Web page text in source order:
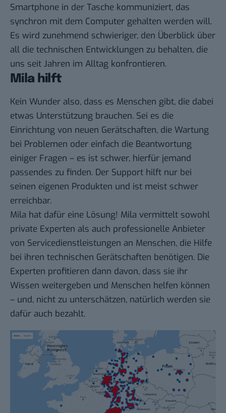
Smartphone in der Tasche kommuniziert, das
synchron mit dem Computer gehalten werden will.
Es wird zunehmend schwieriger, den Überblick über
all die technischen Entwicklungen zu behalten, die
uns seit Jahren im Alltag konfrontieren.
Mila hilft
Kein Wunder also, dass es Menschen gibt, die dabei
etwas Unterstützung brauchen. Sei es die
Einrichtung von neuen Gerätschaften, die Wartung
bei Problemen oder einfach die Beantwortung
einiger Fragen – es ist schwer, hierfür jemand
passendes zu finden. Der Support hilft nur bei
seinen eigenen Produkten und ist meist schwer
erreichbar.
Mila hat dafür eine Lösung! Mila vermittelt sowohl
private Experten als auch professionelle Anbieter
von Servicedienstleistungen an Menschen, die Hilfe
bei ihren technischen Gerätschaften benötigen. Die
Experten profitieren dann davon, dass sie ihr
Wissen weitergeben und Menschen helfen können
– und, nicht zu unterschätzen, natürlich werden sie
dafür auch bezahlt.